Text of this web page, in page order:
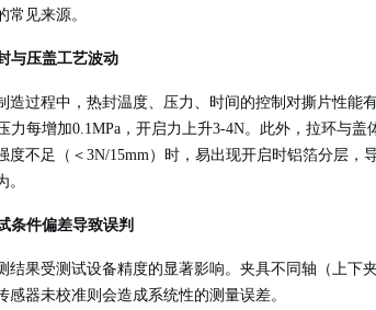
常见来源。
与压盖工艺波动
造过程中，热封温度、压力、时间的控制对撕片性
力每增加0.1MPa，开启力上升3-4N。此外，拉环与
度不足（＜3N/15mm）时，易出现开启时铝箔分层
。
条件偏差导致误判
结果受测试设备精度的显著影响。夹具不同轴（上下
感器未校准则会造成系统性的测量误差。